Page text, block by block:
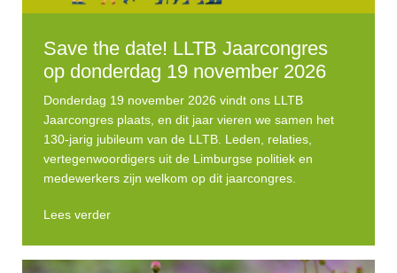
Save the date! LLTB Jaarcongres
op donderdag 19 november 2026
Donderdag 19 november 2026 vindt ons LLTB
Jaarcongres plaats, en dit jaar vieren we samen het
130-jarig jubileum van de LLTB. Leden, relaties,
vertegenwoordigers uit de Limburgse politiek en
medewerkers zijn welkom op dit jaarcongres.
Lees verder